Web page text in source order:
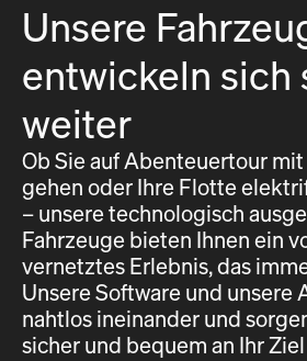
Unsere
entwickeln sich
weiter
Ob Sie auf Abenteuertour
gehen oder Ihre Flotte
– unsere technologisch
Fahrzeuge bieten Ihnen ein
vernetztes Erlebnis, das
Unsere Software und unsere
nahtlos ineinander und
sicher und bequem an Ihr